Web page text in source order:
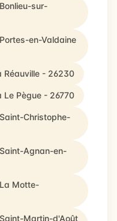
sur-
en-Valdaine
Réauville - 26230
Le Pègue - 26770
Christophe-
Agnan-en-
Motte-
Martin-d'Août